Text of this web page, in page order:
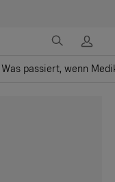
Was passiert, wenn